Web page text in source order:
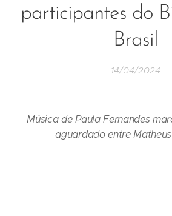
participantes do
Brasil
14/04/2024
Música de Paula Fernandes
aguardado entre